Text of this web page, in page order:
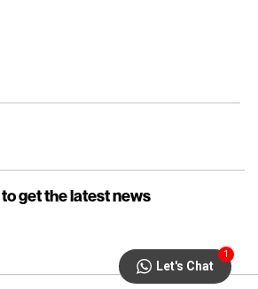
get the latest news
Let's Chat
1